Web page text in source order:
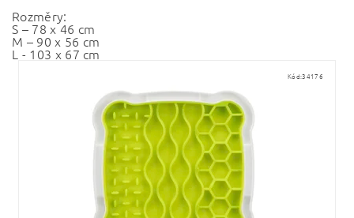
Rozměry:
S – 78 x 46 cm
M – 90 x 56 cm
L - 103 x 67 cm
Kód:34176